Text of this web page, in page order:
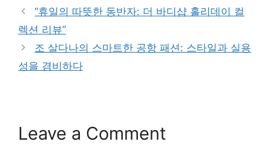
“휴일의 따뜻한 동반자: 더 바디샵 홀리데이 컬
렉션 리뷰”
조 살다나의 스마트한 공항 패션: 스타일과 실용
성을 겸비하다
Leave a Comment